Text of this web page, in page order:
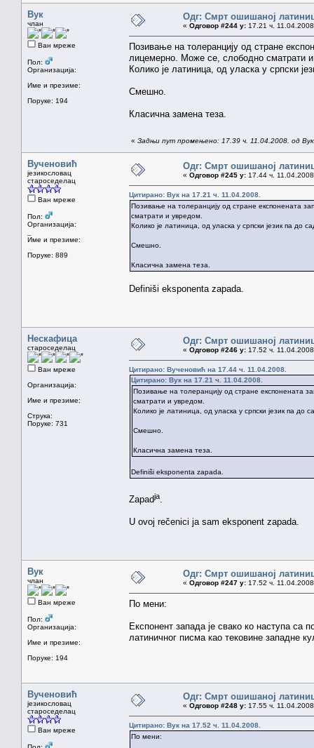
Вук
члан
Ван мреже
Пол:
Организација:
Име и презиме:
Поруке: 194
Одг: Смрт ошишаној
« Одговор #244 у: 17.21 ч.
Позивање на толеранцију од стране
лицемерно. Може се, слободно сматрати
Колико је латиница, од уласка у српски
Смешно.
Класична замена теза.
« Задњи пут промењено: 17.39 ч. 11.04.2008. од Вук
Вученовић
језикословац
староседелац
Ван мреже
Пол:
Организација:
Име и презиме:
Поруке: 889
Одг: Смрт ошишаној
« Одговор #245 у: 17.44 ч.
Цитирано: Вук на 17.21 ч. 11.04.2008.
Позивање на толеранцију од стране експонената
сматрати и увредом.
Колико је латиница, од уласка у српски језик па до
Смешно.
Класична замена теза.
Definiši eksponenta zapada.
Нескафица
староседелац
Ван мреже
Организација:
Име и презиме:
Струка:
Поруке: 731
Одг: Смрт ошишаној
« Одговор #246 у: 17.52 ч.
Цитирано: Вученовић на 17.44 ч. 11.04.2008.
Цитирано: Вук на 17.21 ч. 11.04.2008.
Позивање на толеранцију од стране експонената
сматрати и увредом.
Колико је латиница, од уласка у српски језик па
Смешно.
Класична замена теза.
Definiši eksponenta zapada.
Zapadja.
U ovoj rečenici ja sam eksponent zapada.
Вук
члан
Ван мреже
Пол:
Организација:
Име и презиме:
Поруке: 194
Одг: Смрт ошишаној
« Одговор #247 у: 17.52 ч.
По мени:
Експонент запада је свако ко наступа са
латиничног писма као тековине западне
Вученовић
језикословац
староседелац
Ван мреже
Одг: Смрт ошишаној
« Одговор #248 у: 17.55 ч.
Цитирано: Вук на 17.52 ч. 11.04.2008.
По мени: